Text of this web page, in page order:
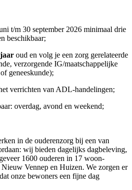
t/m 30 september 2026 minimaal drie
beschikbaar;
oud en volg je een zorg gerelateerde
verzorgende IG/maatschappelijke
geneeskunde);
verrichten van ADL-handelingen;
overdag, avond en weekend;
in de ouderenzorg bij een van
wij bieden dagelijks dagbeleving,
1600 ouderen in 17 woon-
Vennep en Huizen. We zorgen er
onze bewoners een fijne dag